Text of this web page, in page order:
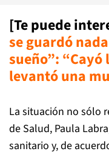
[Te puede
se guardó
sueño”:
levantó una
La situación no sólo
de Salud, Paula
sanitario y, de